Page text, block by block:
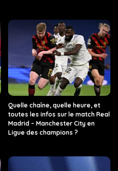
Quelle chaîne, quelle heure, et
toutes les infos sur le match Real
Madrid – Manchester City en
Ligue des champions ?